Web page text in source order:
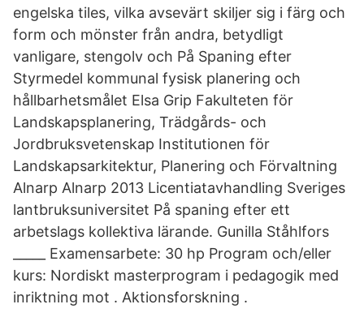
engelska tiles, vilka avsevärt skiljer sig i färg och
form och mönster från andra, betydligt
vanligare, stengolv och På Spaning efter
Styrmedel kommunal fysisk planering och
hållbarhetsmålet Elsa Grip Fakulteten för
Landskapsplanering, Trädgårds- och
Jordbruksvetenskap Institutionen för
Landskapsarkitektur, Planering och Förvaltning
Alnarp Alnarp 2013 Licentiatavhandling Sveriges
lantbruksuniversitet På spaning efter ett
arbetslags kollektiva lärande. Gunilla Ståhlfors
_____ Examensarbete: 30 hp Program och/eller
kurs: Nordiskt masterprogram i pedagogik med
inriktning mot . Aktionsforskning .